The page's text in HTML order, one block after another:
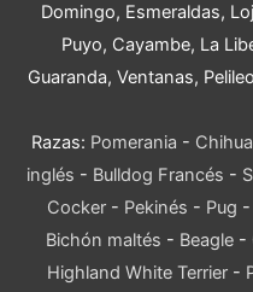
Domingo, Esmeraldas,
Puyo, Cayambe, La
Guaranda, Ventanas,
Razas: Pomerania -
inglés - Bulldog Francés -
Cocker - Pekinés - Pug -
Bichón maltés - Beagle -
Highland White Terrier-